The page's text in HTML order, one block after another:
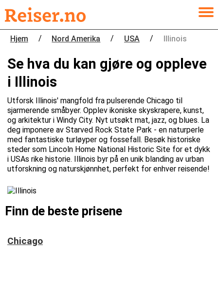
Hjem / Nord Amerika / USA / Illinois
Se hva du kan gjøre og oppleve
i Illinois
Utforsk Illinois' mangfold fra pulserende Chicago til
sjarmerende småbyer. Opplev ikoniske skyskrapere, kunst,
og arkitektur i Windy City. Nyt utsøkt mat, jazz, og blues. La
deg imponere av Starved Rock State Park - en naturperle
med fantastiske turløyper og fossefall. Besøk historiske
steder som Lincoln Home National Historic Site for et dykk
i USAs rike historie. Illinois byr på en unik blanding av urban
utforskning og naturskjønnhet, perfekt for enhver reisende!
Finn de beste prisene
Chicago